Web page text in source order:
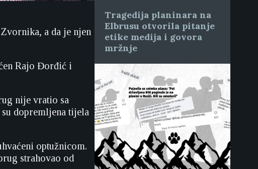
a da je njen
Rajo Đorđić i
nije vratio sa
dopremljena tijela
optužnicom.
strahovao od
Tragedija planinara na
Elbrusu otvorila pitanje
etike medija i govora
mržnje